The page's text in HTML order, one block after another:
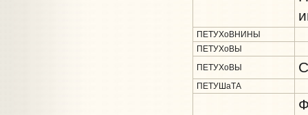
ПЕТУХоВНИНЫ
ПЕТУХоВЫ
ПЕТУХоВЫ
ПЕТУШаТА